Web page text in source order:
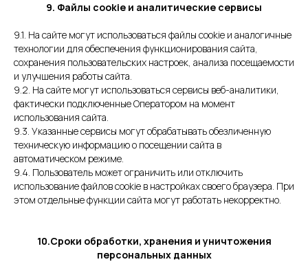
9. Файлы cookie и аналитические сервисы
9.1. На сайте могут использоваться файлы cookie и аналогичные
технологии для обеспечения функционирования сайта,
сохранения пользовательских настроек, анализа посещаемости
и улучшения работы сайта.
9.2. На сайте могут использоваться сервисы веб-аналитики,
фактически подключенные Оператором на момент
использования сайта.
9.3. Указанные сервисы могут обрабатывать обезличенную
техническую информацию о посещении сайта в
автоматическом режиме.
9.4. Пользователь может ограничить или отключить
использование файлов cookie в настройках своего браузера. При
этом отдельные функции сайта могут работать некорректно.
10.Сроки обработки, хранения и уничтожения
персональных данных